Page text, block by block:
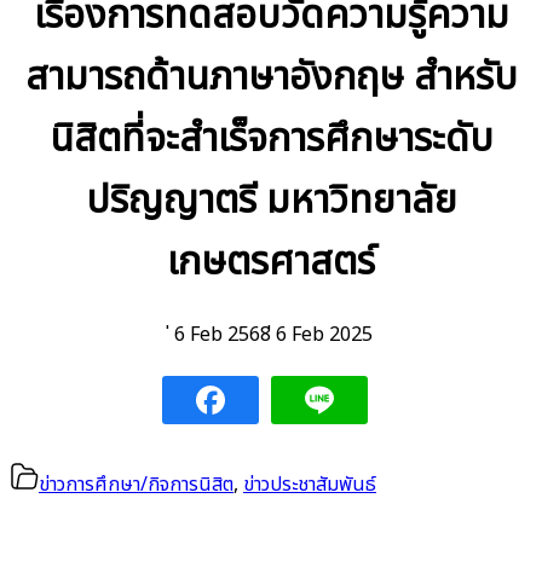
เรื่องการทดสอบวัดความรู้ความ
สามารถด้านภาษาอังกฤษ สำหรับ
นิสิตที่จะสำเร็จการศึกษาระดับ
ปริญญาตรี มหาวิทยาลัย
เกษตรศาสตร์
่ 6 Feb 2568่ 6 Feb 2025
ข่าวการศึกษา/กิจการนิสิต, ข่าวประชาสัมพันธ์